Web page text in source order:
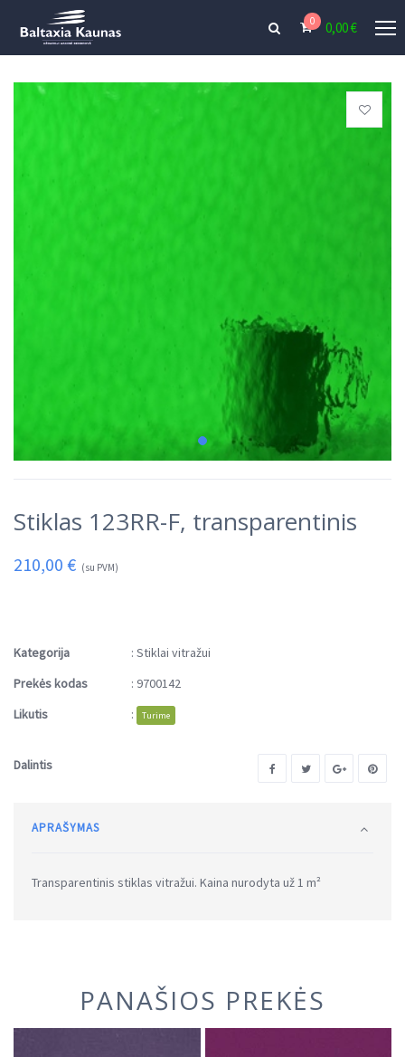
0 0,00€
Stiklas 123RR-F, transparentinis
210,00 € (su PVM)
Kategorija : Stiklai vitražui
Prekės kodas
: 9700142
Likutis
: Turime
Dalintis
APRAŠYMAS
Transparentinis stiklas vitražui. Kaina nurodyta už 1 m²
PANAŠIOS PREKĖS